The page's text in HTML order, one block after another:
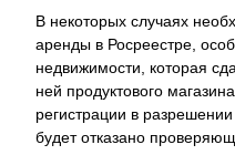
В некоторых случаях
аренды в Росреестре,
недвижимости, которая
ней продуктового
регистрации в
будет отказано